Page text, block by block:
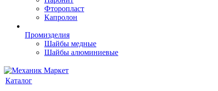
Фторопласт
Капролон
Промизделия
Шайбы медные
Шайбы алюминиевые
Каталог